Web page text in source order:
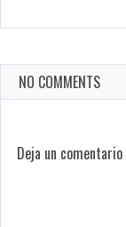
NO COMMENTS
Deja un comentario